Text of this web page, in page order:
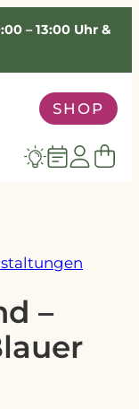
– 13:00 Uhr &
SHOP
–